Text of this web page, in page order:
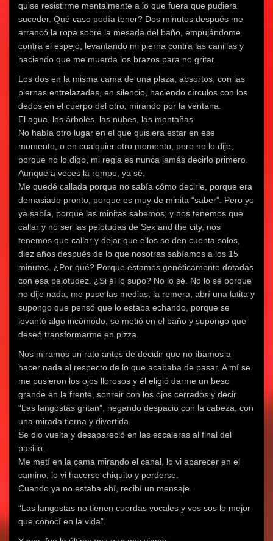
quise resistirme mentalmente a lo que fuera que pudiera
suceder. Qué caso podía tener? Dos minutos después me
arrancó la ropa sobre la mesada del baño, empujándome
contra el espejo, levantando mi pierna contra las canillas y
haciendo que me muerda los brazos para no gritar.
Los dos en la misma cama de una plaza, absortos, con las
piernas entrelazadas, en silencio, haciendo círculos con los
dedos en el cuerpo del otro, mirando por la ventana.
El agua, los árboles, las nubes, las montañas.
No había otro lugar en el que quisiera estar en ese
momento, o en cualquier otro momento, pero no lo dije,
porque no lo digo, mi regla es nunca jamás decirlo primero.
Aunque a veces la rompo, ya sé.
Me quedé callada porque no sabía cómo decirle, porque era
demasiado pronto, porque es muy de minita “saber”. Pero yo
ya sabía, porque las minitas sabemos, y nos tenemos que
callar y no ser las pelotudas de Sex and the city, nos
tenemos que callar y dejar que ellos se den cuenta solos,
diez años después de lo que nosotras sabíamos a los 15
minutos. ¿Por qué? Porque estamos genéticamente dotadas
con esa pelotudez. ¿Si él lo supo? No lo sé. No lo sé porque
no dije nada, me puse las medias, la remera, abrí una latita y
supongo que pensó que lo estaba echando, porque se
levantó algo incómodo, se metió en el baño y supongo que
deseó transformarme en pizza.
Nos miramos un rato antes de decidir que no íbamos a
hacer nada al respecto de lo que acababa de pasar. A mí se
me pusieron los ojos llorosos y él eligió darme un beso
grande en la frente, sonreir con los ojos cerrados y decir
“Las langostas gritan”, negando despacio con la cabeza, con
una mirada tierna y divertida.
Se dio vuelta y desapareció en las escaleras al final del
pasillo.
Me metí en la cama mirando el canal, lo vi aparecer en el
camino, lo vi hacerse chiquito y perderse.
Cuando ya no estaba ahí, recibí un mensaje.
“Las langostas no tienen cuerdas vocales y vos sos lo mejor
que conocí en la vida”.